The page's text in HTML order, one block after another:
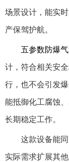
场景设计，能实
产保驾护航。
五参数防爆
计，符合相关安
行，也不会引发
能抵御化工腐蚀
长期稳定工作。
这款设备能
实际需求扩展其